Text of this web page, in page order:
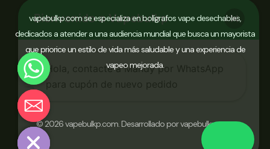
vapebulkp.com se especializa en bolígrafos vape desechables,
dedicados a atender a una audiencia mundial que busca un mayorista
que priorice un estilo de vida más saludable y una experiencia de
vapeo mejorada.
© 2026 vapebulkp.com. Desarrollado por vapebulkp.com.
Ordenar ahora
Bienvenido a Vapebulkp
Hola, contacte a Mandy por WhatsApp
para cupón de nuevo pedido
Hide
Chaty